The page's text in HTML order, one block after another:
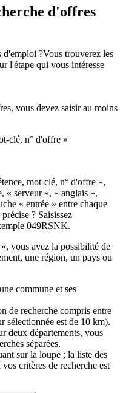
d'offres
d'emploi ?Vous trouverez les
l'étape qui vous intéresse
vous devez saisir au moins
clé, n° d'offre »
mot-clé, n° d'offre »,
« serveur », « anglais »,
« entrée » entre chaque
? Saisissez
049RSNK.
vous avez la possibilité de
une région, un pays ou
commune et ses
de recherche compris entre
sélectionnée est de 10 km).
deux départements, vous
séparées.
sur la loupe ; la liste des
critères de recherche est